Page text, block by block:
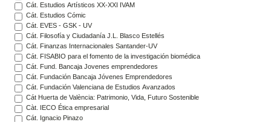
Cát. Estudios Artísticos XX-XXI IVAM
Cát. Estudios Cómic
Cát. EVES - GSK - UV
Cát. Filosofía y Ciudadanía J.L. Blasco Estellés
Cát. Finanzas Internacionales Santander-UV
Cát. FISABIO para el fomento de la investigación biomédica
Cát. Fund. Bancaja Jovenes emprendedores
Cát. Fundación Bancaja Jóvenes Emprendedores
Cát. Fundación Valenciana de Estudios Avanzados
Cát Huerta de València: Patrimonio, Vida, Futuro Sostenible
Càt. IECO Ética empresarial
Cát. Ignacio Pinazo